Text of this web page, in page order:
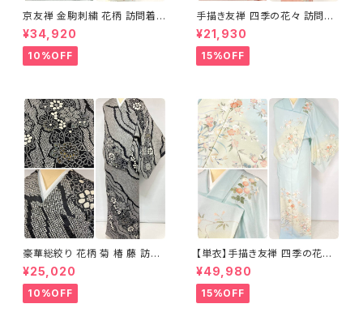
京友禅 金駒刺繍 花柄 訪問着
正絹 水色 黄緑 パステルカラー
アイスグリーン 1433
¥34,920
10%OFF
手描き友禅 四季の花々 訪問着
袷 正絹 サーモンピンク クリー
ム 白 桃花色 1434
¥21,930
15%OFF
豪華総絞り 花柄 菊 椿 藤 訪問
着 鹿の子絞り ラメ 正絹 黒 白
グレー 1435
¥25,020
10%OFF
【単衣】手描き友禅 四季の花々
正絹 訪問着 水色 黄緑 白 パス
テルカラー 1431
¥49,980
15%OFF